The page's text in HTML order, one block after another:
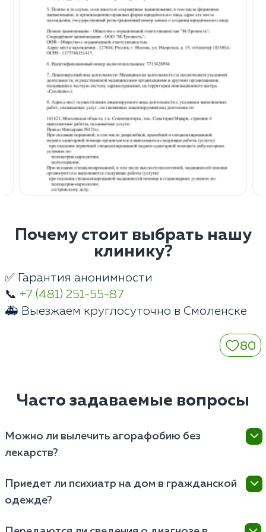
Почему стоит выбрать нашу
клинику?
✅ Гарантия анонимности
📞 +7 (481) 251-55-87
🚑 Выезжаем круглосуточно в Смоленске
80
Часто задаваемые вопросы
Можно ли вылечить агорафобию без
лекарств?
без медикаментов не дает клинического результата.
Нервная система истощена, уровень тревоги
Приедет ли психиатр на дом в гражданской
одежде?